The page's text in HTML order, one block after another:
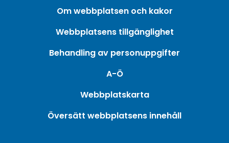
Om webbplatsen och kakor
Webbplatsens tillgänglighet
Behandling av personuppgifter
A-Ö
Webbplatskarta
Översätt webbplatsens innehåll